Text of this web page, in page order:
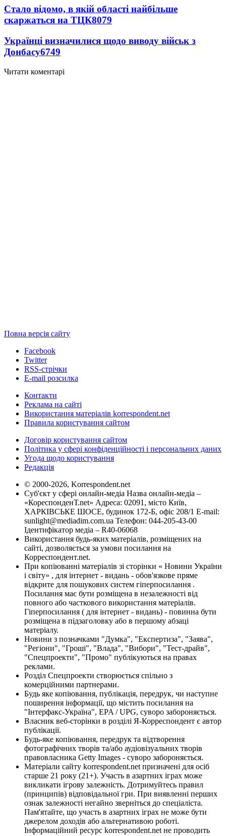
Стало відомо, в якій області найбільше
скаржаться на ТЦК8079
Українці визначилися щодо виводу військ з
Донбасу6749
Читати коментарі
Повна версія сайту
Facebook
Twitter
RSS-стрічки
E-mail розсилка
Контакти
Реклама на сайті
Використання матеріалів korrespondent.net
Правила користування сайтом
Договір користування сайтом
Політика у сфері конфіденційності і персональних даних
Угода щодо користування
Редакція
© 2000-2026, Korrespondent.net
Суб'єкт у сфері онлайн-медіа Назва онлайн-медіа –
«КореспонденТ.net» Адреса: 02091, місто Київ,
ХАРКІВСЬКЕ ШОСЕ, будинок 172-Б, офіс 208/1 E-mail:
sunlight@mediadim.com.ua Телефон: 044-205-43-00
Ідентифікатор медіа – R40-06068
Використання будь-яких матеріалів, розміщених на
сайті, дозволяється за умови посилання на
Корреспондент.net.
При копіюванні матеріалів зі сторінки « Новини України
і світу» , для інтернет - видань - обов'язкове пряме
відкрите для пошукових систем гіперпосилання .
Посилання має бути розміщена в незалежності від
повного або часткового використання матеріалів.
Гіперпосилання ( для інтернет - видань) - повинна бути
розміщена в підзаголовку або в першому абзаці
матеріалу.
Новини з позначками "Думка", "Експертиза", "Заява",
"Регіони", "Гроші", "Влада", "Вибори", "Тест-драйв",
"Спецпроекти", "Промо" публікуються на правах
реклами.
Розділ Спецпроекти створюється спільно з
комерційними партнерами.
Будь яке копіювання, публікація, передрук, чи наступне
поширення інформації, що містить посилання на
"Інтерфакс-Україна", EPA / UPG, суворо забороняється.
Власник веб-сторінки в розділі Я-Корреспондент є автор
публікації.
Будь-яке копіювання, передрук та відтворення
фотографічних творів та/або аудіовізуальних творів
правовласника Getty Images - суворо забороняється.
Матеріали сайту korrespondent.net призначені для осіб
старше 21 року (21+). Участь в азартних іграх може
викликати ігрову залежність. Дотримуйтесь правил
(принципів) відповідальної гри. При виявленні перших
ознак залежності негайно зверніться до спеціаліста.
Пам'ятайте, що участь в азартних іграх не може бути
джерелом доходів або альтернативою роботі.
Інформаційний ресурс korrespondent.net не проводить